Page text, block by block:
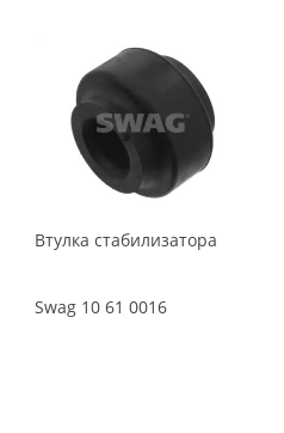
Втулка стабилизатора
Swag 10 61 0016